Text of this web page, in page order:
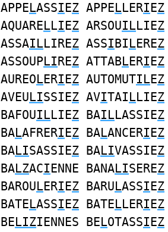
APPELASSIEZ APPELLERIEZ
AQUARELLIEZ ARSOUILLIEZ
ASSAILLIREZ ASSIBILEREZ
ASSOUPLIREZ ATTABLERIEZ
AUREOLERIEZ AUTOMUTILEZ
AVEULISSIEZ AVITAILLIEZ
BAFOUILLIEZ BAILLASSIEZ
BALAFRERIEZ BALANCERIEZ
BALISASSIEZ BALIVASSIEZ
BALZACIENNE BANALISEREZ
BAROULERIEZ BARULASSIEZ
BATELASSIEZ BATELLERIEZ
BELIZIENNES BELOTASSIEZ